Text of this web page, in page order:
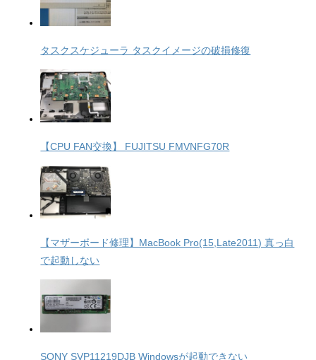
タスクスケジューラ タスクイメージの破損修復
【CPU FAN交換】 FUJITSU FMVNFG70R
【マザーボード修理】MacBook Pro(15,Late2011) 真っ白
で起動しない
SONY SVP11219DJB Windowsが起動できない